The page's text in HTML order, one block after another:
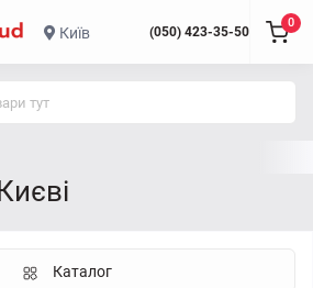
Київ (050) 423-35-50
0
Каталог